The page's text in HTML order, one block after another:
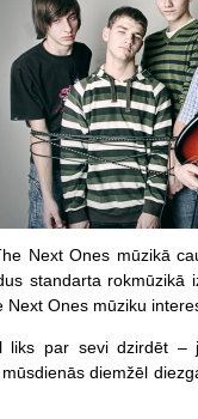
Next Ones mūzikā
standarta rokmūzikā
Ones mūziku
par sevi dzirdēt –
diemžēl